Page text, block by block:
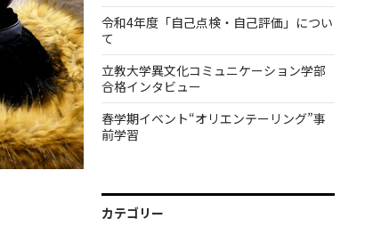
令和4年度「自己点検・自己評価」につい
て
立教大学異文化コミュニケーション学部
合格インタビュー
春学期イベント“オリエンテーリング”事
前学習
カテゴリー